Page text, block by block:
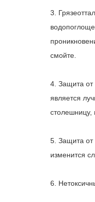
3.
смойте.
4. Защита от
является
столешницу,
5. Защита от
изменится
6.